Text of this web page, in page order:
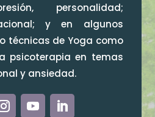
personalidad;
y en algunos
técnicas de Yoga como
psicoterapia en temas
y ansiedad.